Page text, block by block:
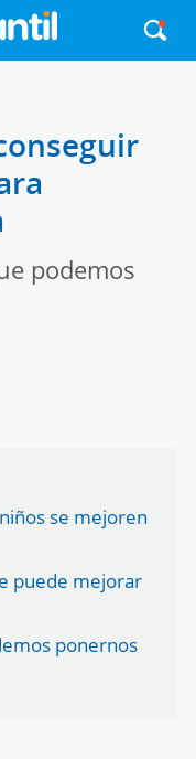
podemos
se mejoren
puede mejorar
ponernos